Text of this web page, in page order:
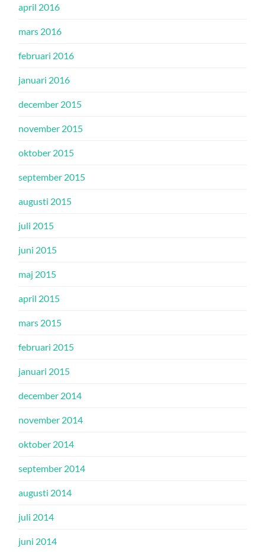
april 2016
mars 2016
februari 2016
januari 2016
december 2015
november 2015
oktober 2015
september 2015
augusti 2015
juli 2015
juni 2015
maj 2015
april 2015
mars 2015
februari 2015
januari 2015
december 2014
november 2014
oktober 2014
september 2014
augusti 2014
juli 2014
juni 2014